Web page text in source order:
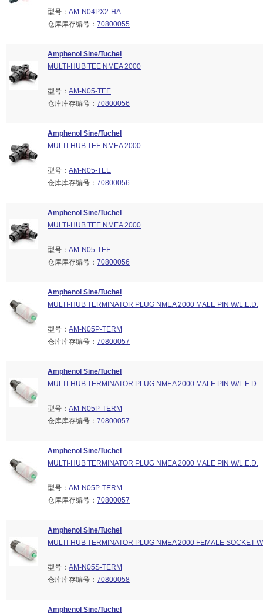
型号： AM-N04PX2-HA
仓库库存编号： 70800055
Amphenol Sine/Tuchel
MULTI-HUB TEE NMEA 2000
型号： AM-N05-TEE
仓库库存编号： 70800056
Amphenol Sine/Tuchel
MULTI-HUB TEE NMEA 2000
型号： AM-N05-TEE
仓库库存编号： 70800056
Amphenol Sine/Tuchel
MULTI-HUB TEE NMEA 2000
型号： AM-N05-TEE
仓库库存编号： 70800056
Amphenol Sine/Tuchel
MULTI-HUB TERMINATOR PLUG NMEA 2000 MALE PIN W/L.E.D.
型号： AM-N05P-TERM
仓库库存编号： 70800057
Amphenol Sine/Tuchel
MULTI-HUB TERMINATOR PLUG NMEA 2000 MALE PIN W/L.E.D.
型号： AM-N05P-TERM
仓库库存编号： 70800057
Amphenol Sine/Tuchel
MULTI-HUB TERMINATOR PLUG NMEA 2000 MALE PIN W/L.E.D.
型号： AM-N05P-TERM
仓库库存编号： 70800057
Amphenol Sine/Tuchel
MULTI-HUB TERMINATOR PLUG NMEA 2000 FEMALE SOCKET
型号： AM-N05S-TERM
仓库库存编号： 70800058
Amphenol Sine/Tuchel